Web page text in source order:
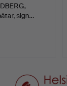
sign…